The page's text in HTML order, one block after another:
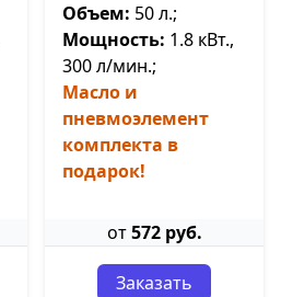
Объем: 50 л.;
Мощность: 1.8 кВт.,
300 л/мин.;
Масло и
пневмоэлемент
комплекта в
подарок!
от572 руб.
Заказать